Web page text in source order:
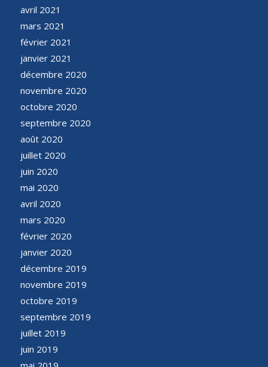
avril 2021
mars 2021
février 2021
janvier 2021
décembre 2020
novembre 2020
octobre 2020
septembre 2020
août 2020
juillet 2020
juin 2020
mai 2020
avril 2020
mars 2020
février 2020
janvier 2020
décembre 2019
novembre 2019
octobre 2019
septembre 2019
juillet 2019
juin 2019